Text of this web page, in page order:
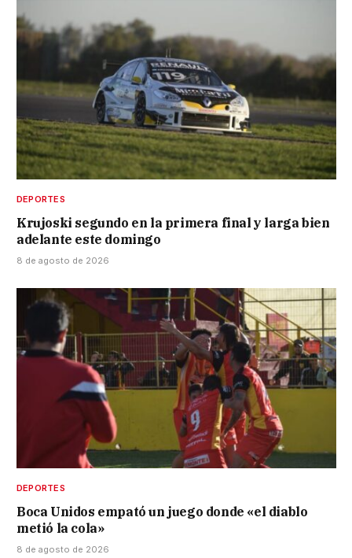
DEPORTES
Krujoski segundo en la primera final y larga bien
adelante este domingo
8 de agosto de 2026
DEPORTES
Boca Unidos empató un juego donde «el diablo
metió la cola»
8 de agosto de 2026